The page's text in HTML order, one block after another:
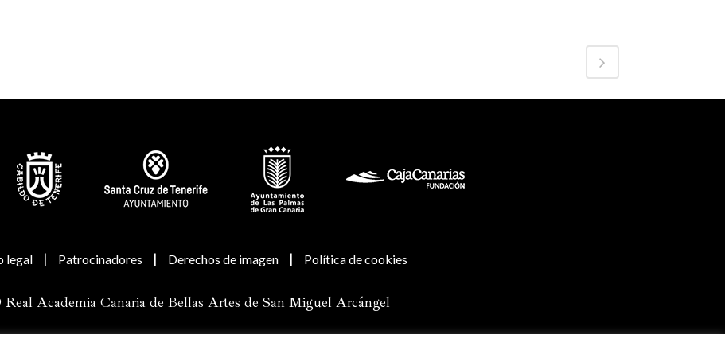
legal | Patrocinadores | Derechos de imagen | Política de cookies
Academia Canaria de Bellas Artes de San Miguel Arcángel